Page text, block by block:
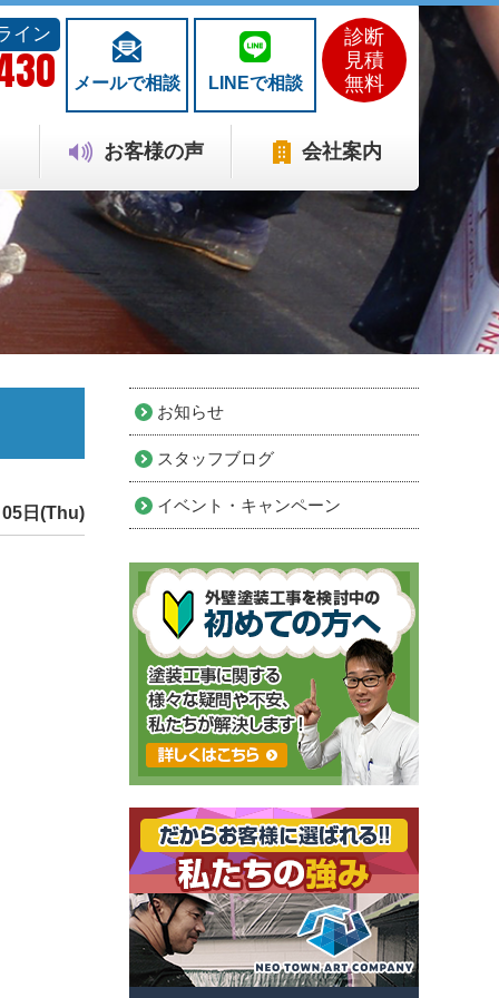
イン
メールで相談 LINEで相談
診断
見積
無料
お客様の声 会社案内
日(Thu)
お知らせ
スタッフブログ
イベント・キャンペーン